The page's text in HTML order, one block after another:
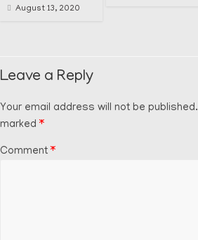
August 13, 2020
Leave a Reply
Your email address will not be published.
marked *
Comment *